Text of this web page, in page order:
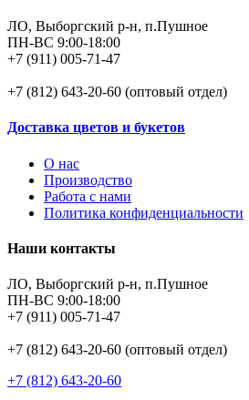
ЛО, Выборгский р-н, п.Пушное
ПН-ВС 9:00-18:00
+7 (911) 005-71-47
+7 (812) 643-20-60 (оптовый отдел)
Доставка цветов и букетов
О нас
Производство
Работа с нами
Политика конфиденциальности
Наши контакты
ЛО, Выборгский р-н, п.Пушное
ПН-ВС 9:00-18:00
+7 (911) 005-71-47
+7 (812) 643-20-60 (оптовый отдел)
+7 (812) 643-20-60